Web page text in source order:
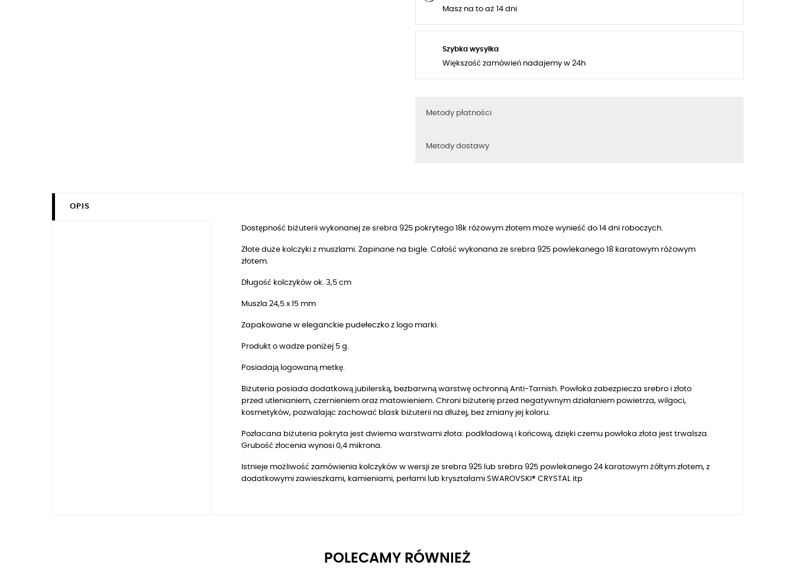
Masz na to aż 14 dni
Szybka wysyłka
Większość zamówień nadajemy w 24h
Metody płatności
Metody dostawy
OPIS
Dostępność biżuterii wykonanej ze srebra 925 pokrytego 18k różowym złotem może wynieść do 14 dni roboczych.
Złote duże kolczyki z muszlami. Zapinane na bigle. Całość wykonana ze srebra 925 powlekanego 18 karatowym różowym
złotem.
Długość kolczyków ok. 3,5 cm
Muszla 24,5 x 15 mm
Zapakowane w eleganckie pudełeczko z logo marki.
Produkt o wadze poniżej 5 g.
Posiadają logowaną metkę.
Biżuteria posiada dodatkową jubilerską, bezbarwną warstwę ochronną Anti-Tarnish. Powłoka zabezpiecza srebro i złoto
przed utlenianiem, czernieniem oraz matowieniem. Chroni biżuterię przed negatywnym działaniem powietrza, wilgoci,
kosmetyków, pozwalając zachować blask biżuterii na dłużej, bez zmiany jej koloru.
Pozłacana biżuteria pokryta jest dwiema warstwami złota: podkładową i końcową, dzięki czemu powłoka złota jest trwalsza.
Grubość złocenia wynosi 0,4 mikrona.
Istnieje możliwość zamówienia kolczyków w wersji ze srebra 925 lub srebra 925 powlekanego 24 karatowym żółtym złotem, z
dodatkowymi zawieszkami, kamieniami, perłami lub kryształami SWAROVSKI® CRYSTAL itp
POLECAMY RÓWNIEŻ